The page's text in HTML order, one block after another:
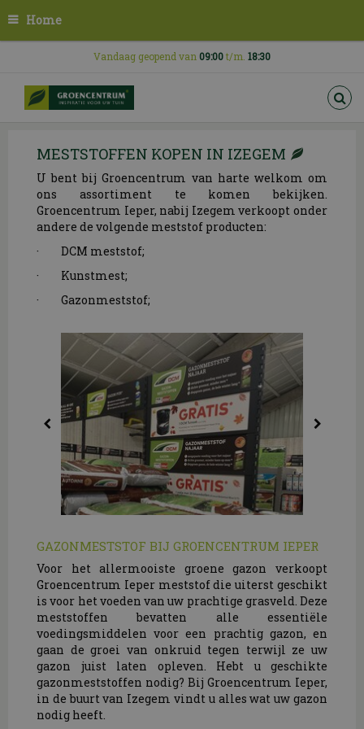
n
Home
Vandaag geopend van 09:00t/m. 18:30
MESTSTOFFEN KOPEN IN IZEGEM
U bent bij Groencentrum van harte welkom om
ons assortiment te komen bekijken.
Groencentrum Ieper, nabij Izegem verkoopt onder
andere de volgende meststof producten:
· DCM meststof;
· Kunstmest;
· Gazonmeststof;
GAZONMESTSTOF BIJ GROENCENTRUM IEPER
Voor het allermooiste groene gazon verkoopt
Groencentrum Ieper meststof die uiterst geschikt
is voor het voeden van uw prachtige grasveld. Deze
meststoffen bevatten alle essentiële
voedingsmiddelen voor een prachtig gazon, en
gaan de groei van onkruid tegen terwijl ze uw
gazon juist laten opleven. Hebt u geschikte
gazonmeststoffen nodig? Bij Groencentrum Ieper,
in de buurt van Izegem vindt u alles wat uw gazon
nodig heeft.